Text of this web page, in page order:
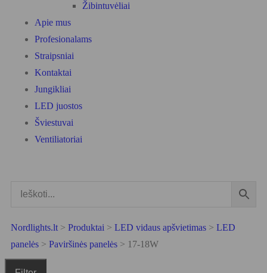
Žibintuvėliai
Apie mus
Profesionalams
Straipsniai
Kontaktai
Jungikliai
LED juostos
Šviestuvai
Ventiliatoriai
Nordlights.lt > Produktai > LED vidaus apšvietimas > LED
panelės > Paviršinės panelės > 17-18W